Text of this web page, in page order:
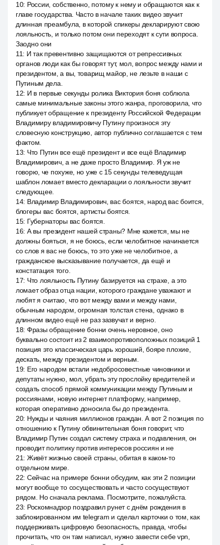
10: России, собственно, потому к нему и обращаются как к
главе государства. Часто в начале таких видео звучит
длинная преамбула, в которой спикеры декларируют свою
лояльность, и только потом они переходят к сути вопроса.
Заодно они
11: И так превентивно защищаются от репрессивных
органов люди как бы говорят тут, мол, вопрос между нами и
президентом, а вы, товарищ майор, не лезьте в наши с
Путиным дела.
12: И в первые секунды ролика Виктория боня соблюла
самые минимальные законы этого жанра, проговорила, что
публикует обращение к президенту Российской Федерации
Владимиру владимировичу Путину произнося эту
словесную конструкцию, автор публично соглашается с тем
фактом.
13: Что Путин все ещё президент и все ещё Владимир
Владимирович, а не даже просто Владимир. Я уж не
говорю, че похуже, но уже с 15 секунды телеведущая
шаблон ломает вместо декларации о лояльности звучит
следующее.
14: Владимир Владимирович, вас боятся, народ вас боится,
блогеры вас боятся, артисты боятся.
15: Губернаторы вас боятся.
16: А вы президент нашей страны? Мне кажется, мы не
должны бояться, я не боюсь, если челобитное начинается
со слов я вас не боюсь, то это уже не челобитное, а
гражданское высказывание получается, да ещё и
констатация того.
17: Что лояльность Путину базируется на страхе, а это
ломает образ отца нации, которого граждане уважают и
любят я считаю, что вот между вами и между нами,
обычным народом, огромная толстая стена, однако в
длинном видео ещё не раз зазвучат и верно.
18: Фразы обращение бонни очень неровное, оно
буквально состоит из 2 взаимопротивоположных позиций 1
позиция это классическая царь хороший, бояре плохие,
дескать, между президентом и верным.
19: Его народом встали недобросовестные чиновники и
депутаты нужно, мол, убрать эту прослойку вредителей и
создать способ прямой коммуникации между Путиным и
россиянами, новую интернет платформу, например,
которая оперативно доносила бы до президента.
20: Нужды и чаяния миллионов граждан. А вот 2 позиция по
отношению к Путину обвинительная боня говорит, что
Владимир Путин создал систему страха и подавления, он
проводит политику против интересов россиян и не
21: Живёт жизнью своей страны, обитая в каком-то
отдельном мире.
22: Сейчас на примере бонни обсудим, как эти 2 позиции
могут вообще то сосуществовать и часто сосуществуют
рядом. Но сначала реклама. Посмотрите, пожалуйста.
23: Роскомнадзор поздравил рунет с днём рождения в
заблокированном им telegram и сделал карточки о том, как
поддерживать цифровую безопасность, правда, чтобы
прочитать, что он там написал, нужно завести себе vpn,